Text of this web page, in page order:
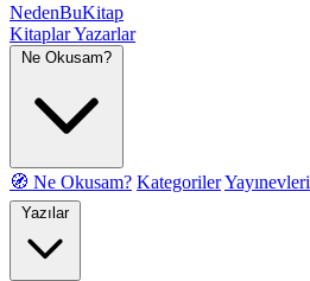
NedenBuKitap
KitaplarYazarlar
Ne Okusam?
🧭 Ne Okusam? KategorilerYayınevleri
Yazılar